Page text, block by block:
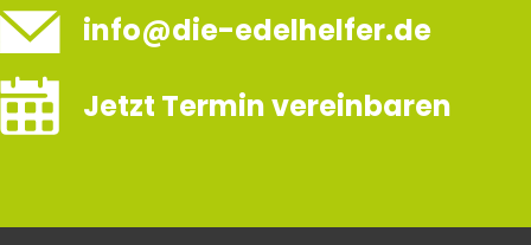
info@die-edelhelfer.de
Jetzt Termin vereinbaren